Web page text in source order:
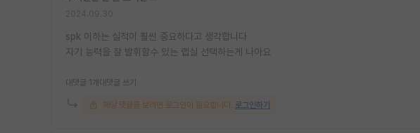
spk 이하는 실적이 훨씬 중요하다고 생각합니다
자기 능력을 잘 발휘할수 있는 랩실 선택하는게 나아요
대댓글 1개 대댓글 쓰기
해당 댓글을 보려면 로그인이 필요합니다. 로그인하기